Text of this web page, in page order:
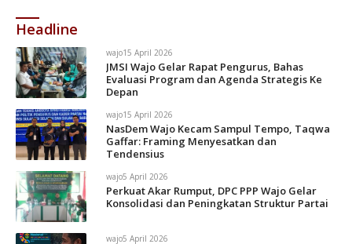
Headline
wajo15 April 2026
JMSI Wajo Gelar Rapat Pengurus, Bahas
Evaluasi Program dan Agenda Strategis Ke
Depan
wajo15 April 2026
NasDem Wajo Kecam Sampul Tempo, Taqwa
Gaffar: Framing Menyesatkan dan
Tendensius
wajo5 April 2026
Perkuat Akar Rumput, DPC PPP Wajo Gelar
Konsolidasi dan Peningkatan Struktur Partai
wajo5 April 2026